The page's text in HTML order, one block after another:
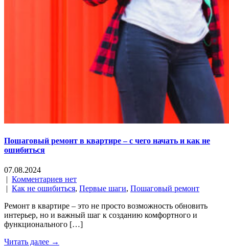
Пошаговый ремонт в квартире – с чего начать и как не
ошибиться
07.08.2024
| Комментариев нет
| Как не ошибиться, Первые шаги, Пошаговый ремонт
Ремонт в квартире – это не просто возможность обновить
интерьер, но и важный шаг к созданию комфортного и
функционального […]
Читать далее →